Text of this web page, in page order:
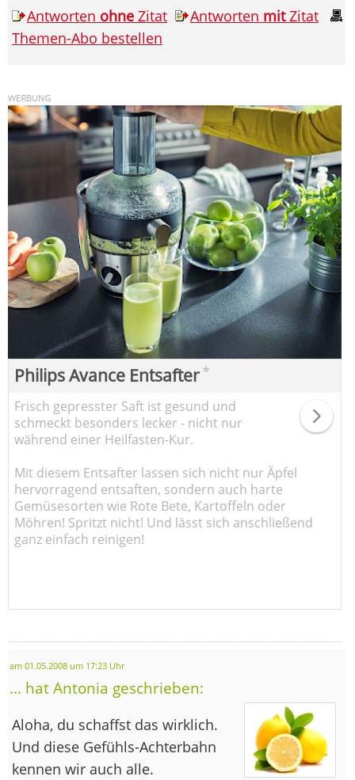
Antworten ohne Zitat Antworten mitZitat
Themen-Abo bestellen
Philips Avance Entsafter*
Frisch gepresster Saft ist gesund und
schmeckt besonders lecker - nicht nur
während einer Heilfasten-Kur.
Mit diesem Entsafter lassen sich nicht nur Äpfel
hervorragend entsaften, sondern auch harte
Gemüsesorten wie Rote Bete, Kartoffeln oder
Möhren! Spritzt nicht! Und lässt sich anschließend
ganz einfach reinigen!
am 01.05.2008 um 17:23 Uhr
... hat Antonia geschrieben:
Aloha, du schaffst das wirklich.
Und diese Gefühls-Achterbahn
kennen wir auch alle.